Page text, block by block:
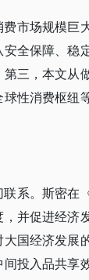
市场规模巨
全保障、稳
三，本文从
性消费枢纽
系。斯密在
并促进经济
国经济发展
投入品共享